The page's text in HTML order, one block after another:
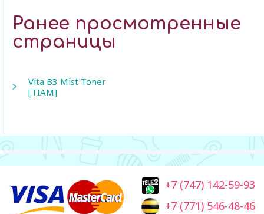
Ранее просмотренные
страницы
Vita B3 Mist Toner
[TIAM]
+7 (747) 142-59-93
+7 (771) 546-48-46